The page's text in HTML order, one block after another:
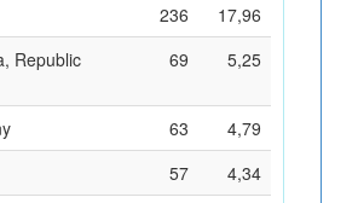
236
17,96
Republic
69 5,25
63
4,79
57
4,34